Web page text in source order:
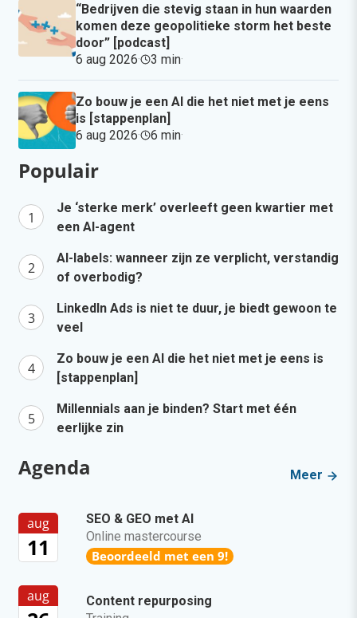
“Bedrijven die stevig staan in hun waarden
komen deze geopolitieke storm het beste
door” [podcast]
6 aug 2026· 3 min·
Zo bouw je een AI die het niet met je eens
is [stappenplan]
6 aug 2026· 6 min·
Populair
Je ‘sterke merk’ overleeft geen kwartier met
een AI-agent
AI-labels: wanneer zijn ze verplicht, verstandig
of overbodig?
LinkedIn Ads is niet te duur, je biedt gewoon te
veel
Zo bouw je een AI die het niet met je eens is
[stappenplan]
Millennials aan je binden? Start met één
eerlijke zin
Agenda Meer
aug
11
SEO & GEO met AI
Online mastercourse
Beoordeeld met een 9!
aug
Content repurposing